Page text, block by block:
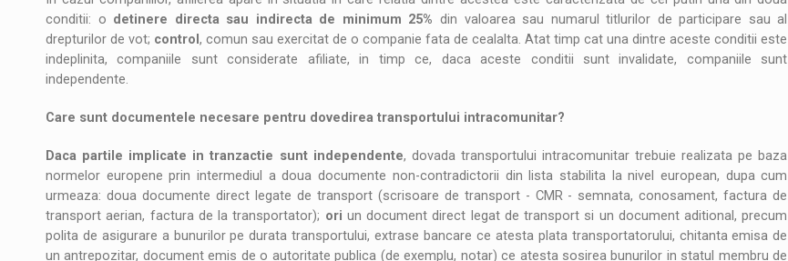
conditii: o detinere directa sau indirecta de minimum 25% din valoarea sau numarul titlurilor de participare sau al
drepturilor de vot; control, comun sau exercitat de o companie fata de cealalta. Atat timp cat una dintre aceste conditii este
indeplinita, companiile sunt considerate afiliate, in timp ce, daca aceste conditii sunt invalidate, companiile sunt
independente.
Care sunt documentele necesare pentru dovedirea transportului intracomunitar?
Daca partile implicate in tranzactie sunt independente, dovada transportului intracomunitar trebuie realizata pe baza
normelor europene prin intermediul a doua documente non-contradictorii din lista stabilita la nivel european, dupa cum
urmeaza: doua documente direct legate de transport (scrisoare de transport - CMR - semnata, conosament, factura de
transport aerian, factura de la transportator); ori un document direct legat de transport si un document aditional, precum
polita de asigurare a bunurilor pe durata transportului, extrase bancare ce atesta plata transportatorului, chitanta emisa de
un antrepozitar, document emis de o autoritate publica (de exemplu, notar) ce atesta sosirea bunurilor in statul membru de